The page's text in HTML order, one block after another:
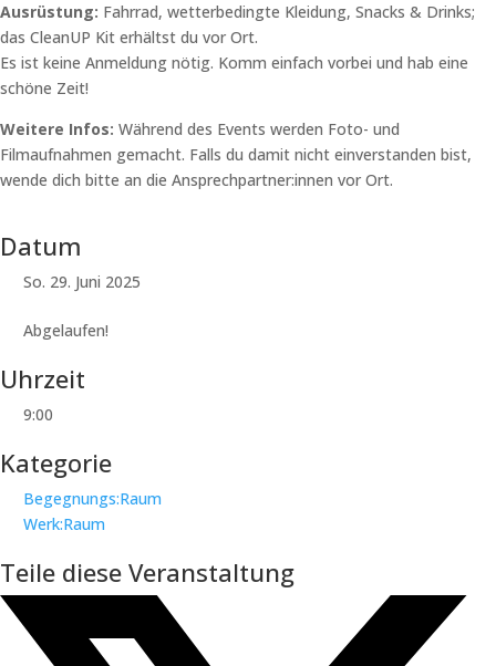
Ausrüstung: Fahrrad, wetterbedingte Kleidung, Snacks & Drinks;
das CleanUP Kit erhältst du vor Ort.
Es ist keine Anmeldung nötig. Komm einfach vorbei und hab eine
schöne Zeit!
Weitere Infos: Während des Events werden Foto- und
Filmaufnahmen gemacht. Falls du damit nicht einverstanden bist,
wende dich bitte an die Ansprechpartner:innen vor Ort.
Datum
So. 29. Juni 2025
Abgelaufen!
Uhrzeit
9:00
Kategorie
Begegnungs:Raum
Werk:Raum
Teile diese Veranstaltung